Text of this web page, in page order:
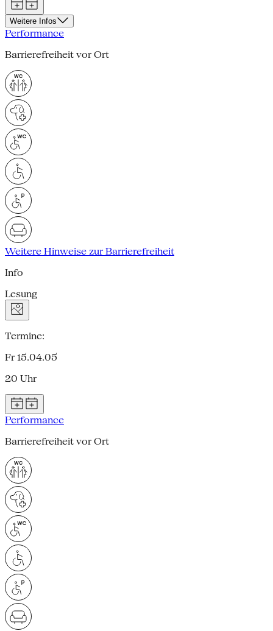
Weitere Infos
Performance
Barrierefreiheit vor Ort
Weitere Hinweise zur Barrierefreiheit
Info
Lesung
Termine:
Fr 15.04.05
20 Uhr
Performance
Barrierefreiheit vor Ort